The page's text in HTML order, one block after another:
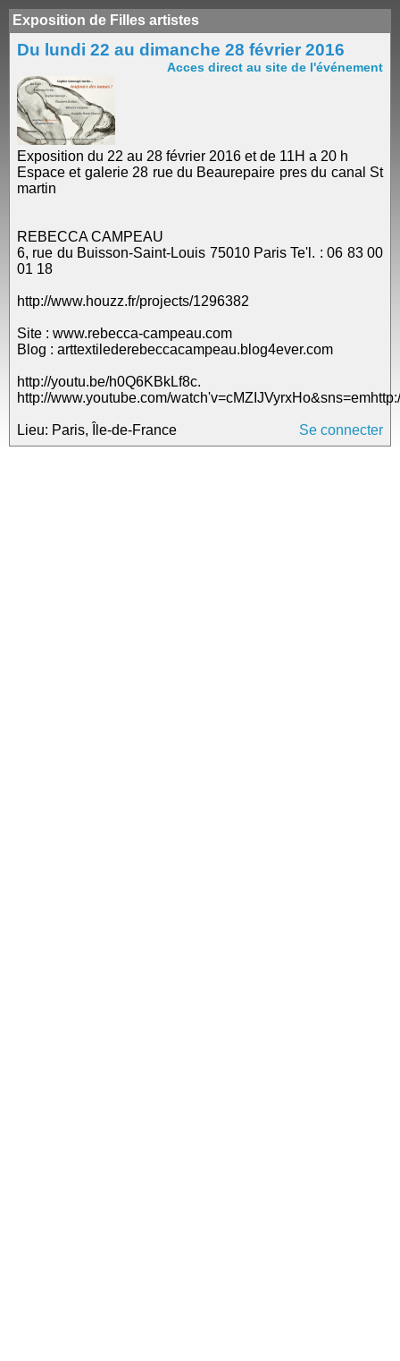
Exposition de Filles artistes
Du lundi 22 au dimanche 28 février 2016
Acces direct au site de l'événement
Exposition du 22 au 28 février 2016 et de 11H a 20 h
Espace et galerie 28 rue du Beaurepaire pres du canal St
martin
REBECCA CAMPEAU
6, rue du Buisson-Saint-Louis 75010 Paris Te'l. : 06 83 00
01 18
http://www.houzz.fr/projects/1296382
Site : www.rebecca-campeau.com
Blog : arttextilederebeccacampeau.blog4ever.com
http://youtu.be/h0Q6KBkLf8c.
http://www.youtube.com/
Lieu: Paris, Île-de-France Se connecter